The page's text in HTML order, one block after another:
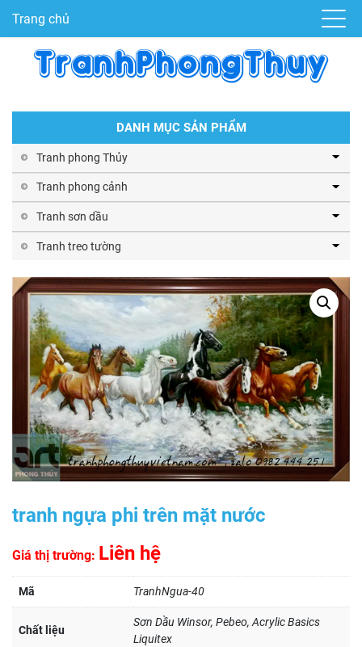
Trang chủ
DANH MỤC SẢN PHẨM
Tranh phong Thủy
Tranh phong cảnh
Tranh sơn dầu
Tranh treo tường
tranh ngựa phi trên mặt nước
Giá thị trường: Liên hệ
Mã TranhNgua-40
Chất liệu
Sơn Dầu Winsor, Pebeo, Acrylic Basics
Liquitex